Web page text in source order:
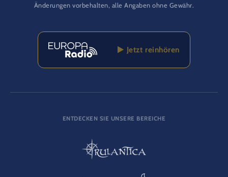
Änderungen vorbehalten, alle Angaben ohne Gewähr.
Jetzt reinhören
ENTDECKEN SIE UNSERE BEREICHE